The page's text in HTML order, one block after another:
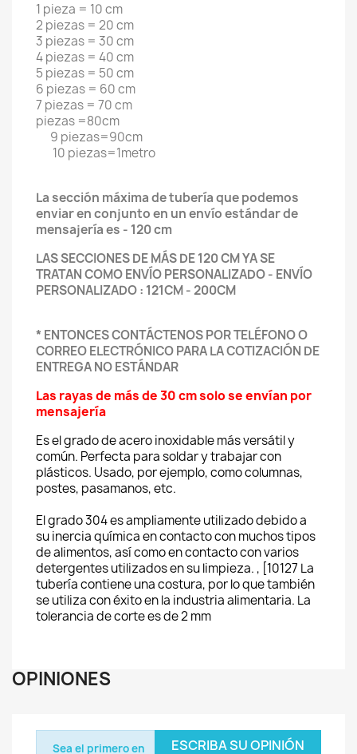
1 pieza = 10 cm
2 piezas = 20 cm
3 piezas = 30 cm
4 piezas = 40 cm
5 piezas = 50 cm
6 piezas = 60 cm
7 piezas = 70 cm
piezas =80cm
9 piezas=90cm
10 piezas=1metro
La sección máxima de tubería que podemos
enviar en conjunto en un envío estándar de
mensajería es - 120 cm
LAS SECCIONES DE MÁS DE 120 CM YA SE
TRATAN COMO ENVÍO PERSONALIZADO - ENVÍO
PERSONALIZADO : 121CM - 200CM
* ENTONCES CONTÁCTENOS POR TELÉFONO O
CORREO ELECTRÓNICO PARA LA COTIZACIÓN DE
ENTREGA NO ESTÁNDAR
Las rayas de más de 30 cm solo se envían por
mensajería
Es el grado de acero inoxidable más versátil y
común. Perfecta para soldar y trabajar con
plásticos. Usado, por ejemplo, como columnas,
postes, pasamanos, etc.
El grado 304 es ampliamente utilizado debido a
su inercia química en contacto con muchos tipos
de alimentos, así como en contacto con varios
detergentes utilizados en su limpieza. , [10127 La
tubería contiene una costura, por lo que también
se utiliza con éxito en la industria alimentaria. La
tolerancia de corte es de 2 mm
OPINIONES
ESCRIBA SU OPINIÓN
Sea el primero en